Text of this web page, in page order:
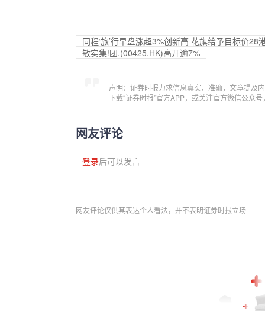
同程‘旅’行早盘涨超3%创新高 花旗给予目标价28
敏实集!团.(00425.HK)高开逾7%
声明：证券时报力求信息真实、准确，文章提及
下载“证券时报”官方APP，或关注官方微信公众
网友评论
登录后可以发言
网友评论仅供其表达个人看法，并不表明证券时报立场